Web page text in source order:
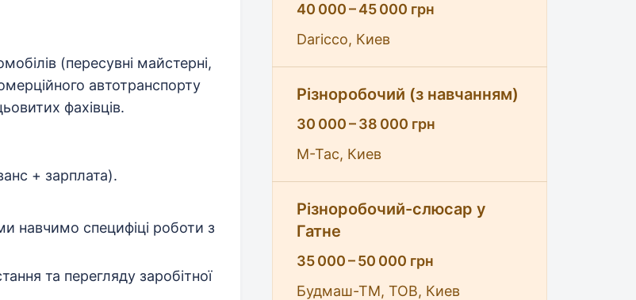
(пересувні майстерні,
автотранспорту
фахівців.
+ зарплата).
навчимо специфіці роботи з
та перегляду заробітної
40 000 – 45 000 грн
Daricco, Киев
Різноробочий (з навчанням)
30 000 – 38 000 грн
M-Tac, Киев
Різноробочий-слюсар у
Гатне
35 000 – 50 000 грн
Будмаш-ТМ, ТОВ, Киев